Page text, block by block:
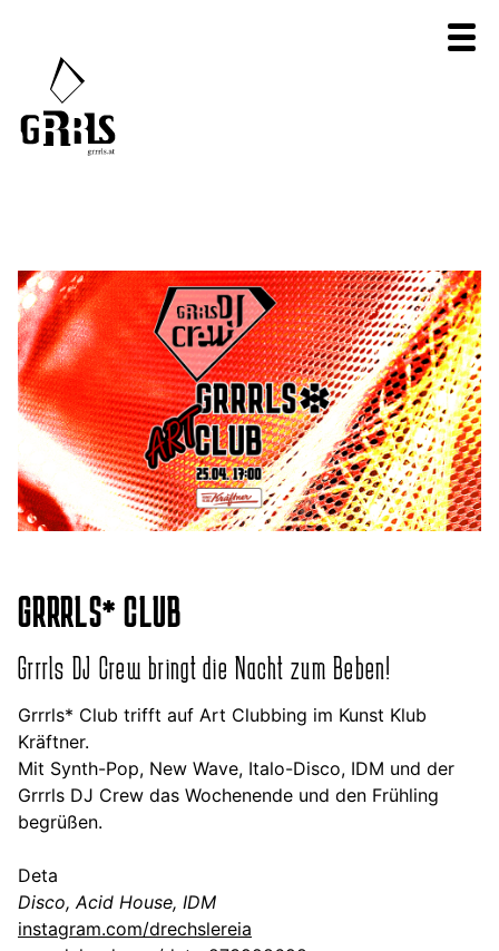
GRRRLS* CLUB
Grrrls DJ Crew bringt die Nacht zum Beben!
Grrrls* Club trifft auf Art Clubbing im Kunst Klub
Kräftner.
Mit Synth-Pop, New Wave, Italo-Disco, IDM und der
Grrrls DJ Crew das Wochenende und den Frühling
begrüßen.
Deta
Disco, Acid House, IDM
instagram.com/drechslereia